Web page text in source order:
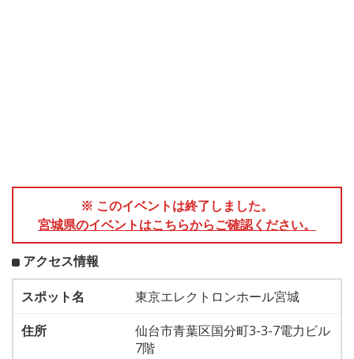
※ このイベントは終了しました。
宮城県のイベントはこちらからご確認ください。
アクセス情報
スポット名
東京エレクトロンホール宮城
住所
仙台市青葉区国分町3-3-7電力ビル
7階